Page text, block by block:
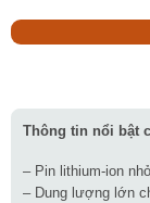
là:
Thông tin nổi bật
– Pin lithium-ion
– Dung lượng lớn